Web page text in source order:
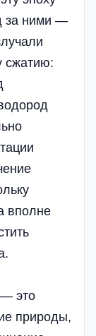
за ними —
сжатию:
вполне
— это
природы,